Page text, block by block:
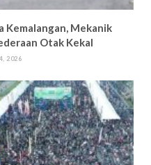
Kemalangan, Mekanik
Otak Kekal
2026